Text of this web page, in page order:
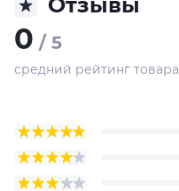
0 / 5
средний рейтинг товара